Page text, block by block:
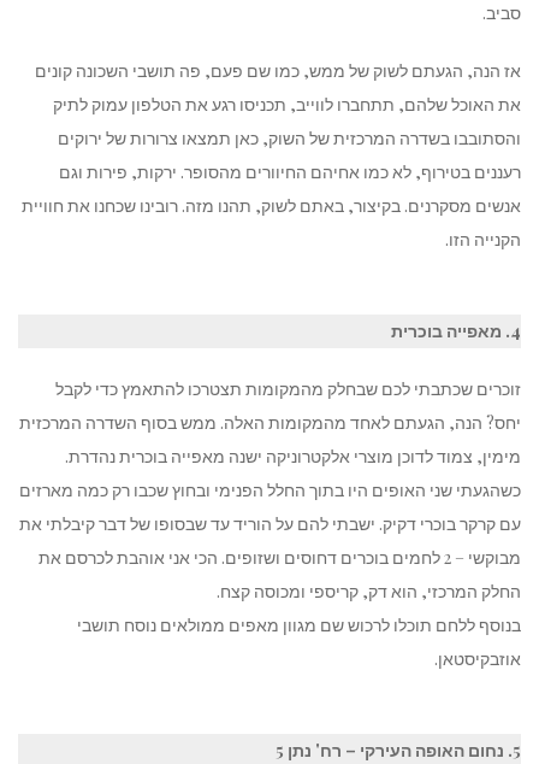
סביב.
אז הנה, הגעתם לשוק של ממש, כמו שם פעם, פה תושבי השכונה קונים
את האוכל שלהם, תתחברו לווייב, תכניסו רגע את הטלפון עמוק לתיק
והסתובבו בשדרה המרכזית של השוק, כאן תמצאו צרורות של ירוקים
רעננים בטירוף, לא כמו אחיהם החיוורים מהסופר. ירקות, פירות וגם
אנשים מסקרנים. בקיצור, באתם לשוק, תהנו מזה. רובינו שכחנו את חוויית
הקנייה הזו.
4. מאפייה בוכרית
זוכרים שכתבתי לכם שבחלק מהמקומות תצטרכו להתאמץ כדי לקבל
יחס? הנה, הגעתם לאחד מהמקומות האלה. ממש בסוף השדרה המרכזית
מימין, צמוד לדוכן מוצרי אלקטרוניקה ישנה מאפייה בוכרית נהדרת.
כשהגעתי שני האופים היו בתוך החלל הפנימי ובחוץ שכבו רק כמה מארזים
עם קרקר בוכרי דקיק. ישבתי להם על הוריד עד שבסופו של דבר קיבלתי את
מבוקשי – 2 לחמים בוכרים דחוסים ושזופים. הכי אני אוהבת לכרסם את
החלק המרכזי, הוא דק, קריספי ומכוסה קצח.
בנוסף ללחם תוכלו לרכוש שם מגוון מאפים ממולאים נוסח תושבי
אוזבקיסטאן.
5. נחום האופה העירקי – רח' נתן 5